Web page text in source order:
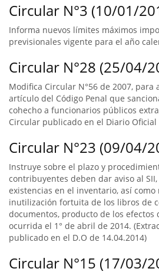
Circular N°3 (10/01/
Informa nuevos límites máximos
previsionales vigente para el año
Circular N°28 (25/04/
Modifica Circular N°56 de 2007,
artículo del Código Penal que
cohecho a funcionarios públicos
Circular publicado en el Diario Oficial
Circular N°23 (09/04/
Instruye sobre el plazo y
contribuyentes deben dar aviso al
existencias en el inventario, así
inutilización fortuita de los libros de
documentos, producto de los efectos
ocurrida el 1° de abril de 2014.
publicado en el D.O de 14.04.2014)
Circular N°15 (17/03/